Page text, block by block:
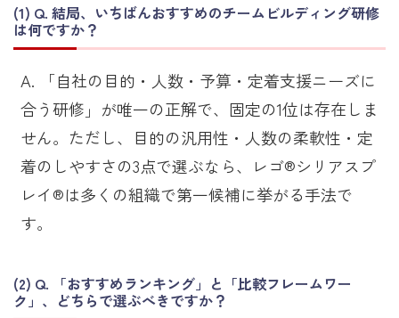
Q. 結局、いちばんおすすめのチームビルディング研修
は何ですか？
A. 「自社の目的・人数・予算・定着支援ニーズに
合う研修」が唯一の正解で、固定の1位は存在しま
せん。ただし、目的の汎用性・人数の柔軟性・定
着のしやすさの3点で選ぶなら、レゴ®シリアスプ
レイ®は多くの組織で第一候補に挙がる手法で
す。
Q. 「おすすめランキング」と「比較フレームワー
ク」、どちらで選ぶべきですか？